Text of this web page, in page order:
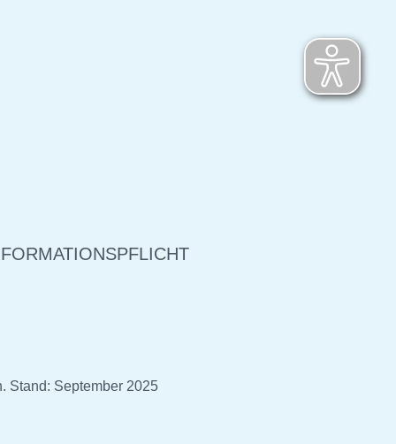
Stand: September 2025